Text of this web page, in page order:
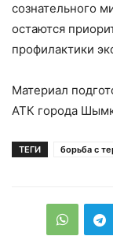
сознательного
остаются
профилактики
Материал
АТК города
ТЕГИ борьба с